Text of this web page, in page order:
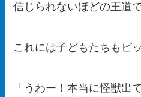
信じられないほどの王道で
これには子どもたちもビ
「うわー！本当に怪獣出